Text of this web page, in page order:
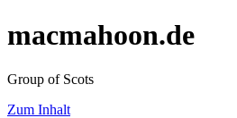
macmahoon.de
Group of Scots
Zum Inhalt